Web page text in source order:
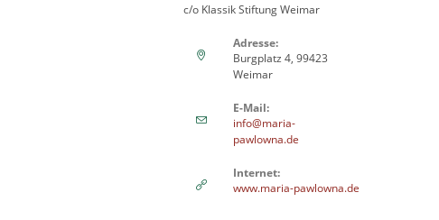
c/o Klassik Stiftung Weimar
Adresse:
Burgplatz 4, 99423
Weimar
E-Mail:
info@maria-
pawlowna.de
Internet:
www.maria-pawlowna.de